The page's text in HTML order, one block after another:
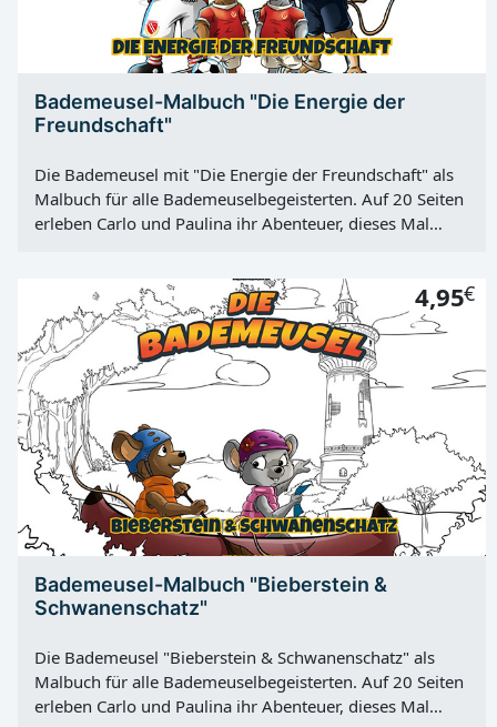
Bademeusel-Malbuch "Die Energie der
Freundschaft"
Die Bademeusel mit "Die Energie der Freundschaft" als
Malbuch für alle Bademeuselbegeisterten. Auf 20 Seiten
erleben Carlo und Paulina ihr Abenteuer, dieses Mal
ihre Farbtupfer verpassen! Viel Spaß! Malbuch | 20
Motive
4,95€
Bademeusel-Malbuch "Bieberstein &
Schwanenschatz"
Die Bademeusel "Bieberstein & Schwanenschatz" als
Malbuch für alle Bademeuselbegeisterten. Auf 20 Seiten
erleben Carlo und Paulina ihr Abenteuer, dieses Mal